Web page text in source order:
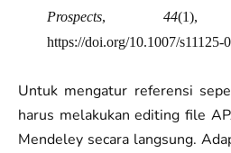
Prospects, 44
https://doi.org/10.1007/s11125-
Untuk mengatur referensi
harus melakukan editing file
Mendeley secara langsung.